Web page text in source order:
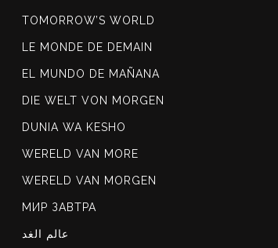
TOMORROW’S WORLD
LE MONDE DE DEMAIN
EL MUNDO DE MAÑANA
DIE WELT VON MORGEN
DUNIA WA KESHO
WERELD VAN MORE
WERELD VAN MORGEN
МИР ЗАВТРА
عالم الغد